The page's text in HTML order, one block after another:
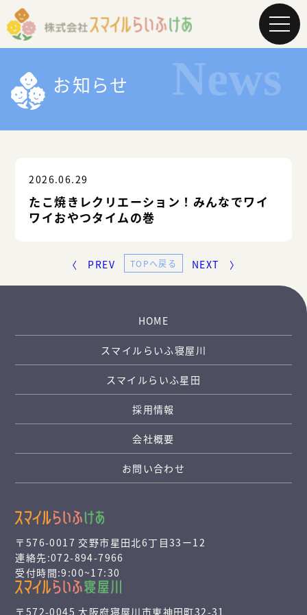
メ
ニ
ュ
を
開
お知らせ
2026.06.29
たこ焼きレクリエーション！みんなでワイ
ワイおやつタイムの巻
〈 PREV TOPへ戻る NEXT 〉
HOME
スマイルらいふ寝屋川
スマイルらいふ星田
採用情報
会社概要
お問い合わせ
〒576-0017 交野市星田北6丁目33ー12
連絡先:072-894-7966
受付時間:9:00~17:30
〒572-0045 大阪府寝屋川市東神田町32-31